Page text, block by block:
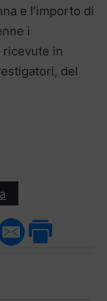
e l’importo di
i
ricevute in
del